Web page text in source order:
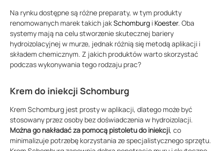
Na rynku dostępne są różne preparaty, w tym produkty
renomowanych marek takich jakSchomburg i Koester. Oba
systemy mają na celu stworzenie skutecznej bariery
hydroizolacyjnej w murze, jednak różnią się metodą aplikacji i
składem chemicznym. Z jakich produktów warto skorzystać
podczas wykonywania tego rodzaju prac?
Krem do iniekcji Schomburg
Krem Schomburg jest prosty w aplikacji, dlatego może być
stosowany przez osoby bez doświadczenia w hydroizolacji.
Można go nakładać za pomocą pistoletu do iniekcji, co
minimalizuje potrzebę korzystania ze specjalistycznego sprzętu.